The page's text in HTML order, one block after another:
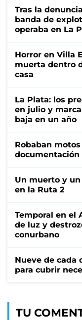
Tras la
banda de
operaba en La
Horror en Villa
muerta dentro
casa
La Plata: los
en julio y
baja en un año
Robaban
documentación
Un muerto y
en la Ruta 2
Temporal en el
de luz y
conurbano
Nueve de cada
para cubrir
TU